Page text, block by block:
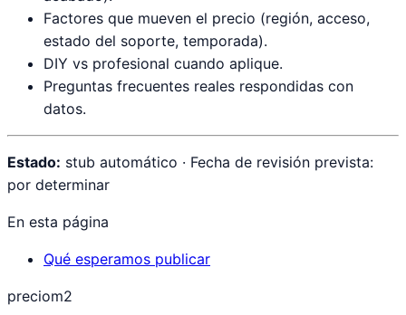
Factores que mueven el precio (región, acceso,
estado del soporte, temporada).
DIY vs profesional cuando aplique.
Preguntas frecuentes reales respondidas con
datos.
Estado: stub automático · Fecha de revisión prevista:
por determinar
En esta página
Qué esperamos publicar
preciom2